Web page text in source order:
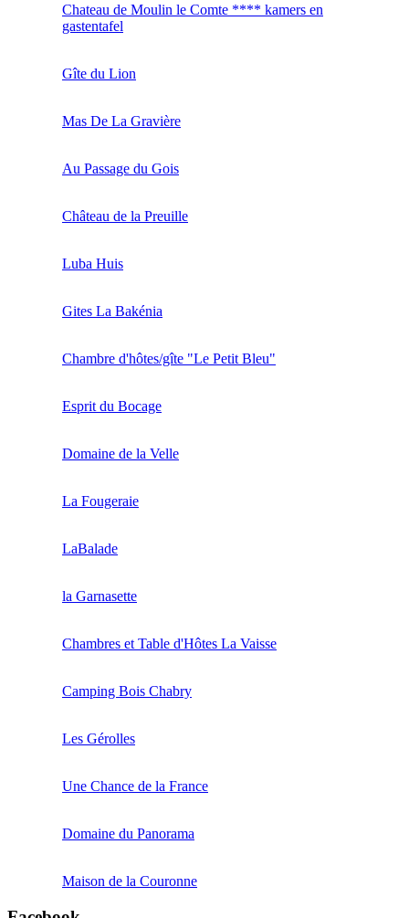
Chateau de Moulin le Comte **** kamers en
gastentafel
Gîte du Lion
Mas De La Gravière
Au Passage du Gois
Château de la Preuille
Luba Huis
Gites La Bakénia
Chambre d'hôtes/gîte "Le Petit Bleu"
Esprit du Bocage
Domaine de la Velle
La Fougeraie
LaBalade
la Garnasette
Chambres et Table d'Hôtes La Vaisse
Camping Bois Chabry
Les Gérolles
Une Chance de la France
Domaine du Panorama
Maison de la Couronne